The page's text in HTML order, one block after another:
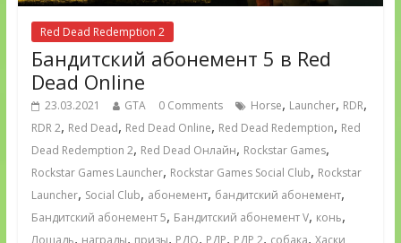
Red Dead Redemption 2
Бандитский абонемент 5 в Red
Dead Online
23.03.2021 GTA 0 Comments Horse, Launcher, RDR,
RDR 2, Red Dead, Red Dead Online, Red Dead Redemption, Red
Dead Redemption 2, Red Dead Онлайн, Rockstar Games,
Rockstar Games Launcher, Rockstar Games Social Club, Rockstar
Launcher, Social Club, абонемент, бандитский абонемент,
Бандитский абонемент 5, Бандитский абонемент V, конь,
, , , , , , ,